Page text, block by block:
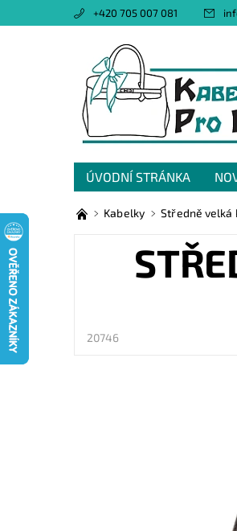
+420 705 007 081
ÚVODNÍ STRÁNKA
OBCHODNÍ PODMÍNKY
Kabelky Středně velká
20746